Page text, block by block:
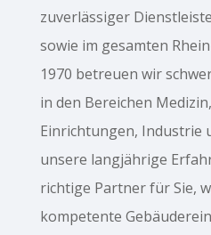
zuverlässiger
sowie im gesamten
1970 betreuen wir
in den Bereichen
Einrichtungen, Industrie
unsere langjährige
richtige Partner für Sie,
kompetente